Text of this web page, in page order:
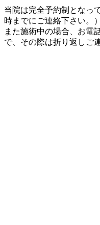
当院は完全予約制となっ
時までにご連絡下さい。）
また施術中の場合、お電
で、その際は折り返しご